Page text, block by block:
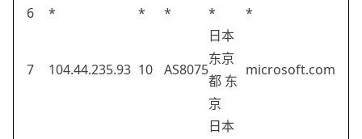
6
* * * * *
7 104.44.235.93 10 AS8075
日本
东京
都 东
京
microsoft.com
日本